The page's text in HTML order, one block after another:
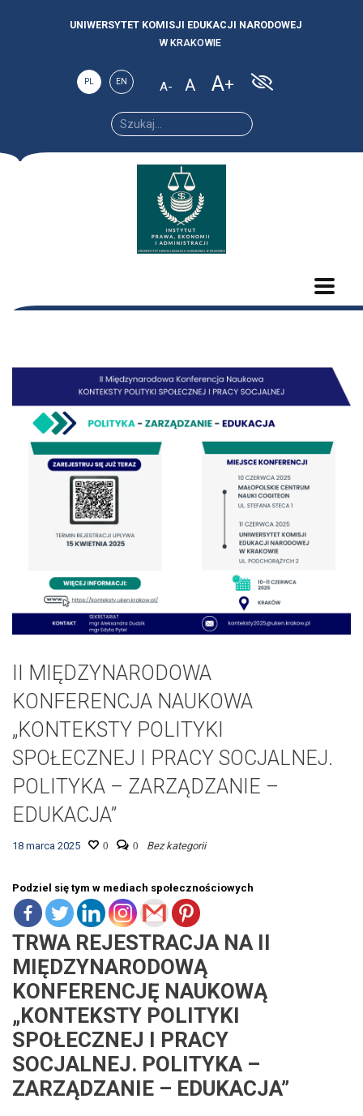
UNIWERSYTET KOMISJI EDUKACJI NARODOWEJ
W KRAKOWIE
PL EN
A
A
font
size.
A
font
size.
II MIĘDZYNARODOWA
KONFERENCJA NAUKOWA
„KONTEKSTY POLITYKI
SPOŁECZNEJ I PRACY SOCJALNEJ.
POLITYKA – ZARZĄDZANIE –
EDUKACJA”
18 marca 2025 0 0 Bez kategorii
Podziel się tym w mediach społecznościowych
TRWA REJESTRACJA NA II
MIĘDZYNARODOWĄ
KONFERENCJĘ NAUKOWĄ
„KONTEKSTY POLITYKI
SPOŁECZNEJ I PRACY
SOCJALNEJ. POLITYKA –
ZARZĄDZANIE – EDUKACJA”